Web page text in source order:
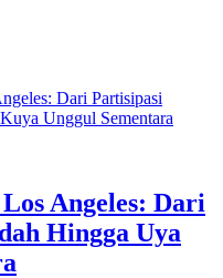
Dari Partisipasi
Unggul Sementara
Angeles: Dari
Hingga Uya